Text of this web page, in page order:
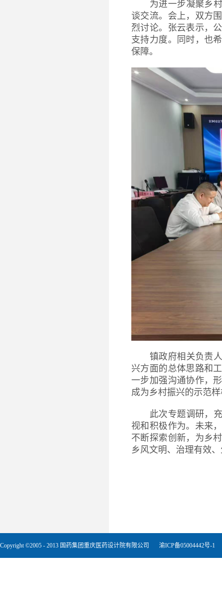
为进一步凝聚乡
谈交流。会上，双方
烈讨论。张云表示，
支持力度。同时，也
保障。
镇政府相关负责
兴方面的总体思路和
一步加强沟通协作，
成为乡村振兴的示范
此次专题调研，
视和积极作为。未来
不断探索创新，为乡
乡风文明、治理有效
Copyright ©2005 - 2013 国药集团重庆医药设计院有限公司 渝ICP备05004442号-1